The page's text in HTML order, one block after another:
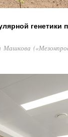
генетики
Машкова